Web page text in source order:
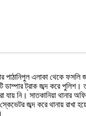
এলাকা থেকে ফসলি
ট্রাক জব্দ করে পুলিশ।
যায় নি। সাতকানিয়া থানার
জব্দ করে থানায় রাখা